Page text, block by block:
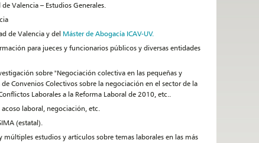
Valencia – Estudios Generales.
de Valencia y del Máster de Abogacía ICAV-UV.
para jueces y funcionarios públicos y diversas entidades
sobre "Negociación colectiva en las pequeñas y
Convenios Colectivos sobre la negociación en el sector de la
Laborales a la Reforma Laboral de 2010, etc..
laboral, negociación, etc.
(estatal).
estudios y artículos sobre temas laborales en las más